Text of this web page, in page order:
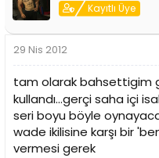
Kayıtlı Üye
29 Nis 2012
tam olarak bahsettigim
kullandı...gerçi saha içi
seri boyu böyle
wade ikilisine karşı bir
vermesi gerek